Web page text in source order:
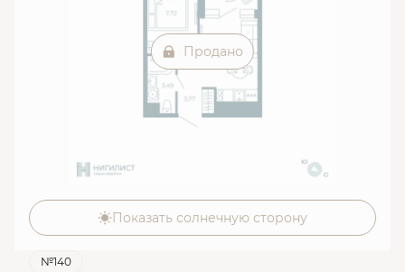
Продано
Показать солнечную сторону
№140